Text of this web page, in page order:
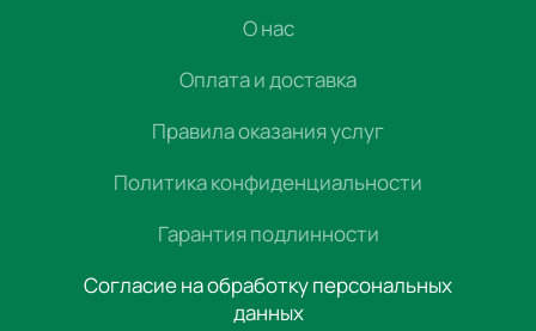
О нас
Оплата и доставка
Правила оказания услуг
Политика конфиденциальности
Гарантия подлинности
Согласие на обработку персональных
данных